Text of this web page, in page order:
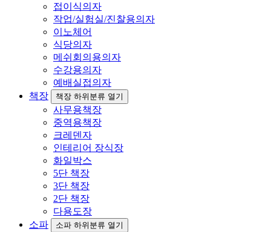
접이식의자
작업/실험실/진찰용의자
이노체어
식당의자
메쉬회의용의자
수강용의자
예배실접의자
책장
책장 하위분류 열기
사무용책장
중역용책장
크레덴자
인테리어 장식장
화일박스
5단 책장
3단 책장
2단 책장
다용도장
소파
소파 하위분류 열기